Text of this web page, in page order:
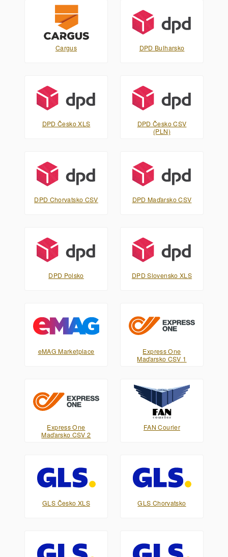
Cargus DPD Bulharsko
DPD Česko XLS
DPD Česko CSV
(PLN)
DPD Chorvatsko CSV DPD Maďarsko CSV
DPD Polsko DPD Slovensko XLS
eMAG Marketplace
Express One
Maďarsko CSV 1
Express One
Maďarsko CSV 2
FAN Courier
GLS Česko XLS GLS Chorvatsko